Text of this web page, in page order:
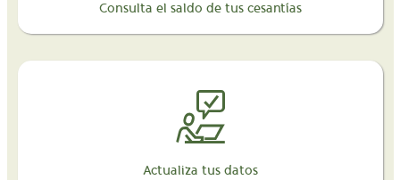
Consulta el saldo de tus cesantías
Actualiza tus datos